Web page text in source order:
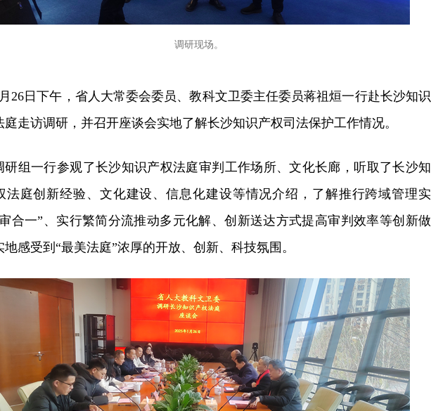
调研现场。
26日下午，省人大常委会委员、教科文卫委主任委员蒋祖烜一行赴长沙知识
庭走访调研，并召开座谈会实地了解长沙知识产权司法保护工作情况。
研组一行参观了长沙知识产权法庭审判工作场所、文化长廊，听取了长沙知
法庭创新经验、文化建设、信息化建设等情况介绍，了解推行跨域管理实
合一”、实行繁简分流推动多元化解、创新送达方式提高审判效率等创新做
地感受到“最美法庭”浓厚的开放、创新、科技氛围。